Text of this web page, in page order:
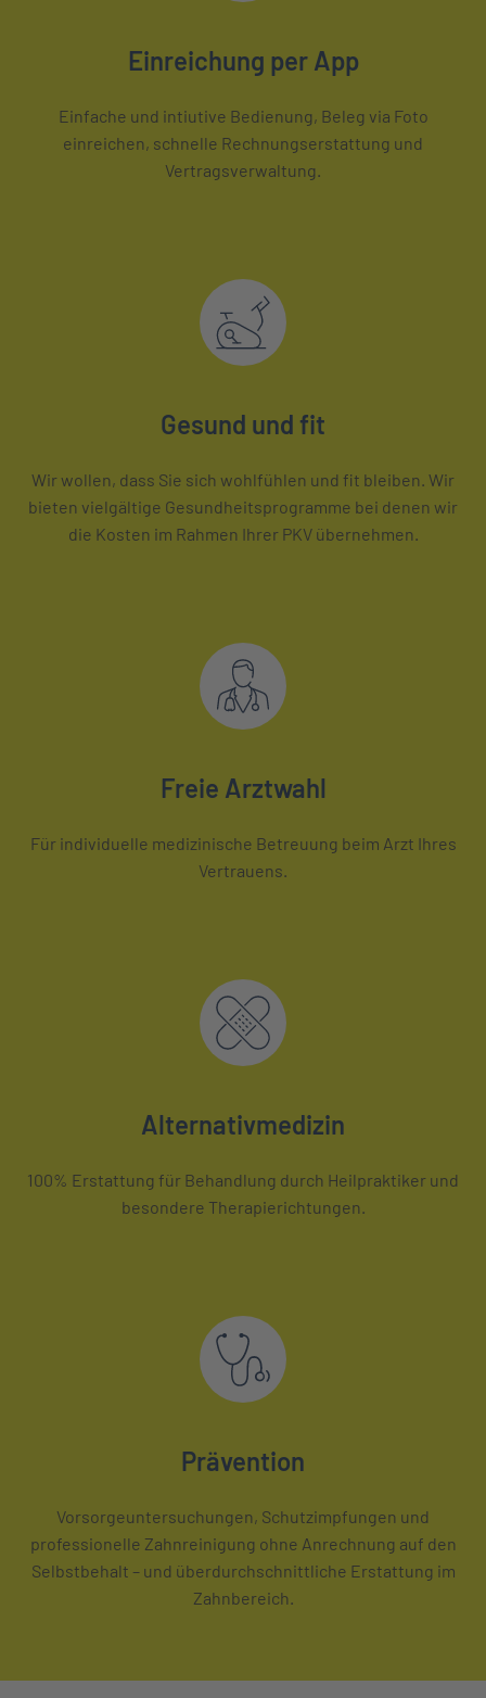
Einreichung per App
Einfache und intiutive Bedienung, Beleg via Foto
einreichen, schnelle Rechnungserstattung und
Vertragsverwaltung.
Gesund und fit
Wir wollen, dass Sie sich wohlfühlen und fit bleiben. Wir
bieten vielgältige Gesundheitsprogramme bei denen wir
die Kosten im Rahmen Ihrer PKV übernehmen.
Freie Arztwahl
Für individuelle medizinische Betreuung beim Arzt Ihres
Vertrauens.
Alternativmedizin
100% Erstattung für Behandlung durch Heilpraktiker und
besondere Therapierichtungen.
Prävention
Vorsorgeuntersuchungen, Schutzimpfungen und
professionelle Zahnreinigung ohne Anrechnung auf den
Selbstbehalt – und überdurchschnittliche Erstattung im
Zahnbereich.